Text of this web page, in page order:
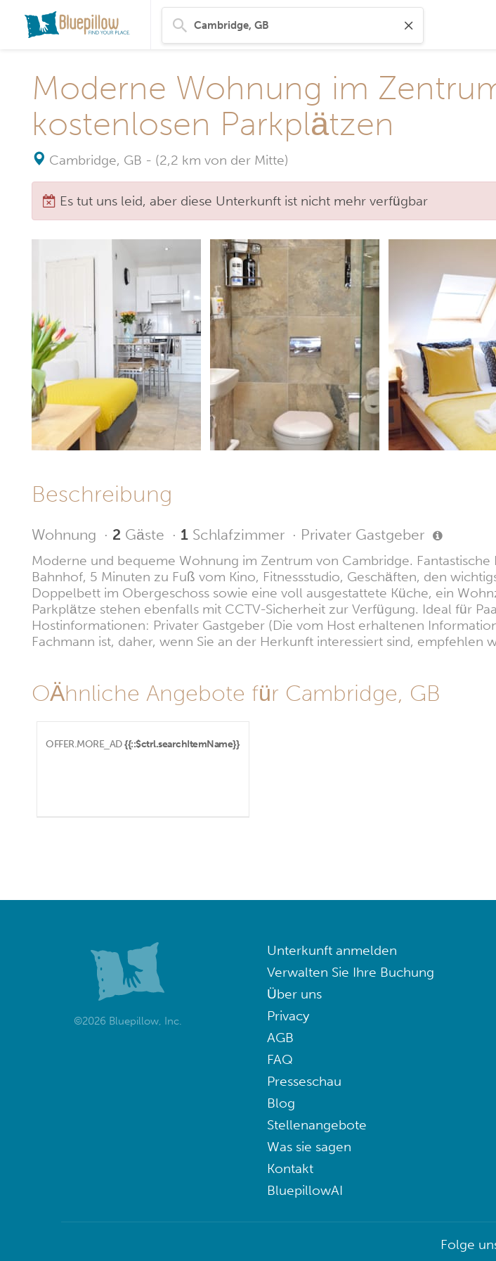
Moderne Wohnung im
kostenlosen Parkplätzen
Cambridge, GB - (2,2 km von der Mitte)
Es tut uns leid, aber diese Unterkunft ist nicht mehr verfügbar
Beschreibung
Wohnung · 2 Gäste · 1 Schlafzimmer · Privater Gastgeber
Moderne und bequeme Wohnung im Zentrum von Cambridge.
Bahnhof, 5 Minuten zu Fuß vom Kino, Fitnessstudio, Geschäften, den
Doppelbett im Obergeschoss sowie eine voll ausgestattete Küche, ein
Parkplätze stehen ebenfalls mit CCTV-Sicherheit zur Verfügung. Ideal für
Hostinformationen: Privater Gastgeber (Die vom Host erhaltenen
Fachmann ist, daher, wenn Sie an der Herkunft interessiert sind,
OÄhnliche Angebote für Cambridge, GB
OFFER.MORE_AD {{::$ctrl.searchItemName}}
©2026 Bluepillow, Inc.
Unterkunft anmelden
Verwalten Sie Ihre Buchung
Über uns
Privacy
AGB
FAQ
Presseschau
Blog
Stellenangebote
Was sie sagen
Kontakt
BluepillowAI
Folge